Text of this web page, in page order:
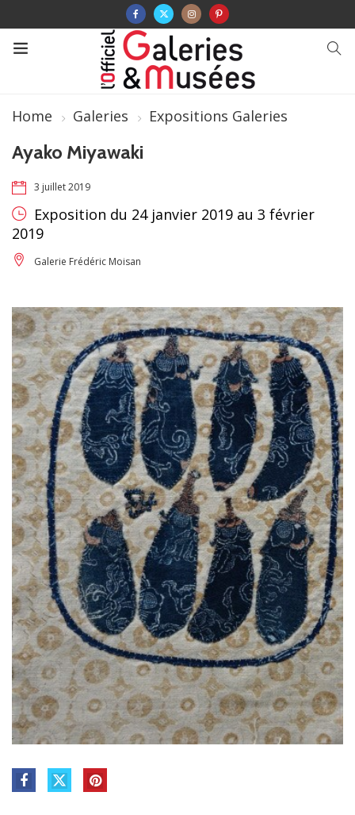
Home Galeries Expositions Galeries
Ayako Miyawaki
3 juillet 2019
Exposition du 24 janvier 2019 au 3 février
2019
Galerie Frédéric Moisan